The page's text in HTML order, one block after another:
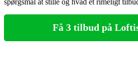
spørgsmål at stille og hvad et rimeligt
Få 3 tilbud på